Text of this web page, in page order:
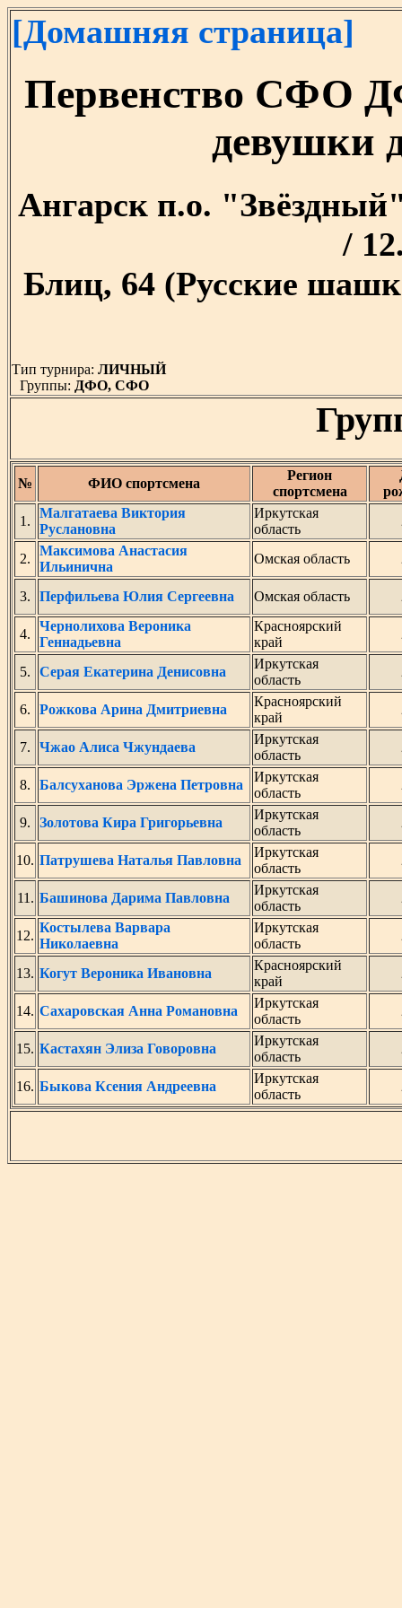
[Домашняя страница]
Первенство СФО
девушки
Ангарск п.о.
/
Блиц, 64 (Русские
Тип турнира: ЛИЧНЫЙ
Группы: ДФО, СФО
№ ФИО спортсмена
Регион
спортсмена
1.
Малгатаева Виктория
Руслановна
Иркутская
область
2.
Максимова Анастасия
Ильинична
Омская область
3. Перфильева Юлия Сергеевна Омская область
4.
Чернолихова Вероника
Геннадьевна
Красноярский
край
5. Серая Екатерина Денисовна
Иркутская
область
6. Рожкова Арина Дмитриевна
Красноярский
край
7. Чжао Алиса Чжундаева
Иркутская
область
8. Балсуханова Эржена Петровна
Иркутская
область
9. Золотова Кира Григорьевна
Иркутская
область
10. Патрушева Наталья Павловна
Иркутская
область
11. Башинова Дарима Павловна
Иркутская
область
12.
Костылева Варвара
Николаевна
Иркутская
область
13. Когут Вероника Ивановна
Красноярский
край
14. Сахаровская Анна Романовна
Иркутская
область
15. Кастахян Элиза Говоровна
Иркутская
область
16. Быкова Ксения Андреевна
Иркутская
область